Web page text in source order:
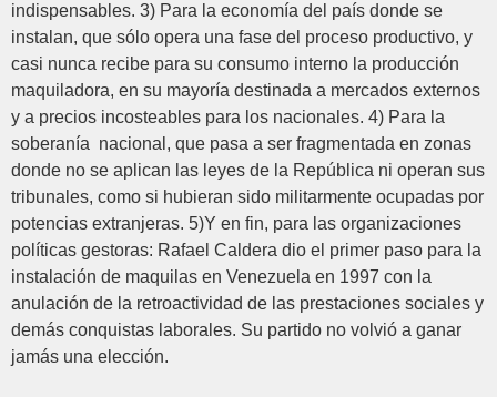
indispensables. 3) Para la economía del país donde se
instalan, que sólo opera una fase del proceso productivo, y
casi nunca recibe para su consumo interno la producción
maquiladora, en su mayoría destinada a mercados externos
y a precios incosteables para los nacionales. 4) Para la
soberanía nacional, que pasa a ser fragmentada en zonas
donde no se aplican las leyes de la República ni operan sus
tribunales, como si hubieran sido militarmente ocupadas por
potencias extranjeras. 5)Y en fin, para las organizaciones
políticas gestoras: Rafael Caldera dio el primer paso para la
instalación de maquilas en Venezuela en 1997 con la
anulación de la retroactividad de las prestaciones sociales y
demás conquistas laborales. Su partido no volvió a ganar
jamás una elección.